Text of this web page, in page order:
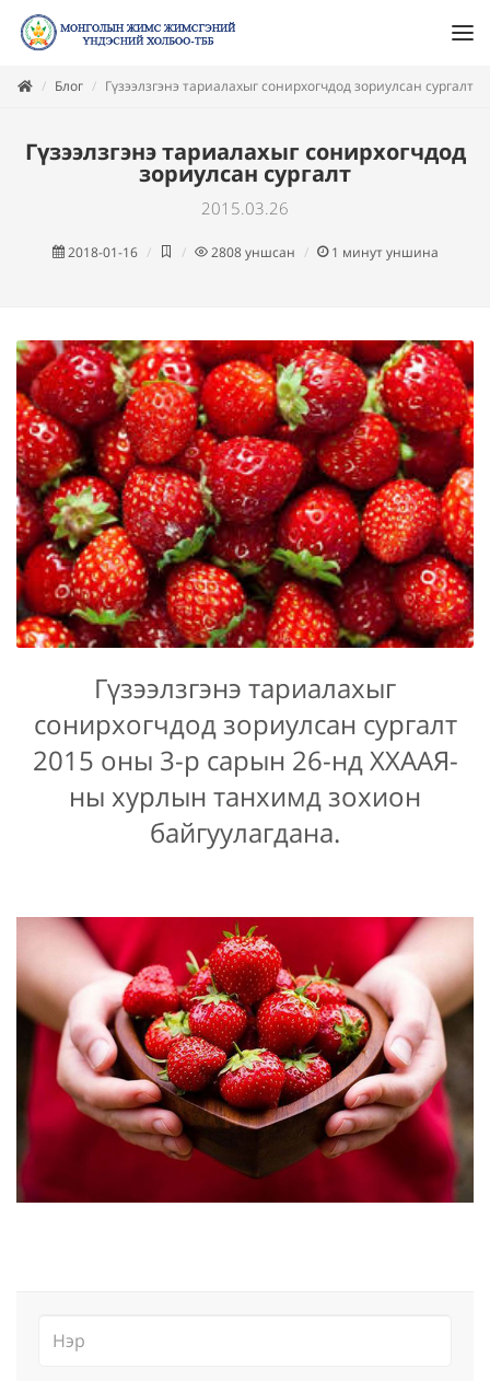
Блог Гүзээлзгэнэ тариалахыг сонирхогчдод зориулсан сургалт
Гүзээлзгэнэ тариалахыг сонирхогчдод
зориулсан сургалт
2015.03.26
2018-01-16 2808уншсан 1 минут уншина
Гүзээлзгэнэ тариалахыг
сонирхогчдод зориулсан сургалт
2015 оны 3-р сарын 26-нд ХХААЯ-
ны хурлын танхимд зохион
байгуулагдана.